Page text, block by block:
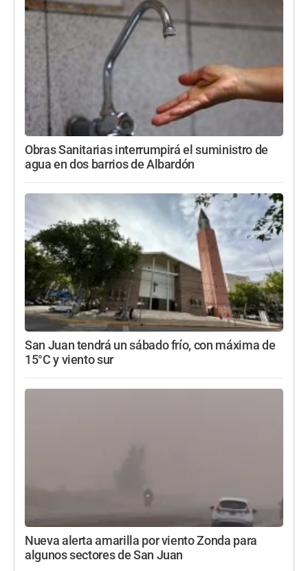
Obras Sanitarias interrumpirá el suministro de
agua en dos barrios de Albardón
San Juan tendrá un sábado frío, con máxima de
15°C y viento sur
Nueva alerta amarilla por viento Zonda para
algunos sectores de San Juan